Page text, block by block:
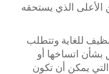
الأعلى الذي يستحقه
للغاية وتتطلب
بشأن اتساخها أو
يمكن أن تكون